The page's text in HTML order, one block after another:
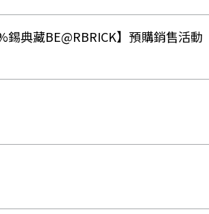
錫典藏BE@RBRICK】預購銷售活動